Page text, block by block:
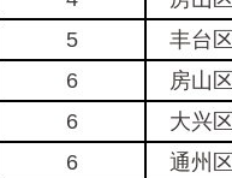
5
丰台区
6
房山区
6
大兴区
6
通州区